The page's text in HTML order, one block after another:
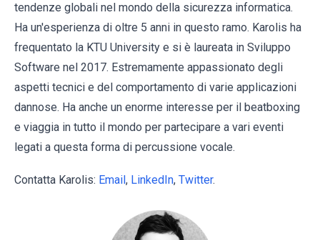
tendenze globali nel mondo della sicurezza informatica.
Ha un'esperienza di oltre 5 anni in questo ramo. Karolis ha
frequentato la KTU University e si è laureata in Sviluppo
Software nel 2017. Estremamente appassionato degli
aspetti tecnici e del comportamento di varie applicazioni
dannose. Ha anche un enorme interesse per il beatboxing
e viaggia in tutto il mondo per partecipare a vari eventi
legati a questa forma di percussione vocale.
Contatta Karolis: Email, LinkedIn, Twitter.